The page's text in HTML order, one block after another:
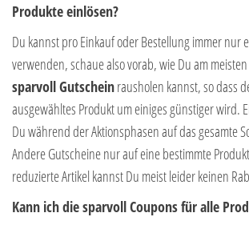
Produkte einlösen?
Du kannst pro Einkauf oder Bestellung immer nur
verwenden, schaue also vorab, wie Du am
sparvoll Gutscheinrausholen kannst, so dass
ausgewähltes Produkt um einiges günstiger wird.
Du während der Aktionsphasen auf das gesamte
Andere Gutscheine nur auf eine bestimmte
reduzierte Artikel kannst Du meist leider keinen
Kann ich die sparvoll Coupons für alle